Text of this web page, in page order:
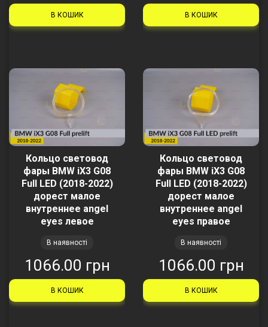
В КОШИК В КОШИК
Кольцо световод
фары BMW iX3 G08
Full LED (2018-2022)
дорест малое
внутреннее angel
eyes левое
В наявності
1066.00 грн
В КОШИК
Кольцо световод
фары BMW iX3 G08
Full LED (2018-2022)
дорест малое
внутреннее angel
eyes правое
В наявності
1066.00 грн
В КОШИК